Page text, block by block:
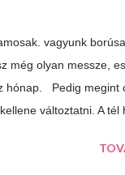
vagyunk
még olyan messze,
hónap. Pedig megint
változtatni. A tél
mozizós estek